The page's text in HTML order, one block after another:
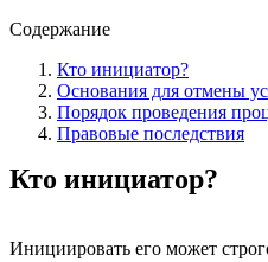
Содержание
Кто инициатор?
Основания для отмены
Порядок проведения
Правовые последствия
Кто инициатор?
Инициировать его может